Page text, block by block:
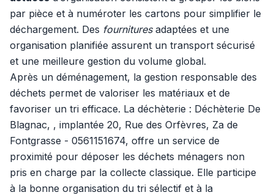
par pièce et à numéroter les cartons pour simplifier le
déchargement. Des fournituresadaptées et une
organisation planifiée assurent un transport sécurisé
et une meilleure gestion du volume global.
Après un déménagement, la gestion responsable des
déchets permet de valoriser les matériaux et de
favoriser un tri efficace. La déchèterie : Déchèterie De
Blagnac, , implantée 20, Rue des Orfèvres, Za de
Fontgrasse - 0561151674, offre un service de
proximité pour déposer les déchets ménagers non
pris en charge par la collecte classique. Elle participe
à la bonne organisation du tri sélectif et à la